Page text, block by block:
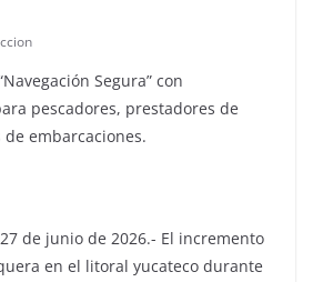
Segura” con
pescadores, prestadores de
embarcaciones.
de junio de 2026.- El incremento
en el litoral yucateco durante